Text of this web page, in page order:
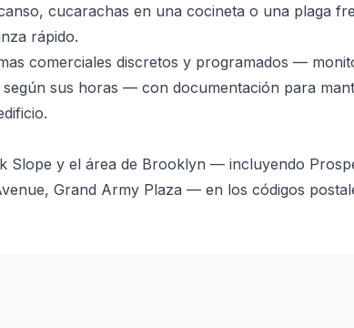
cucarachas en una cocineta o una plaga
rápido.
comerciales discretos y programados —
según sus horas — con documentación para
Slope y el área de Brooklyn — incluyendo
Grand Army Plaza — en los códigos postales